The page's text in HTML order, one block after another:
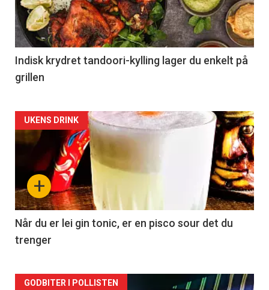
Indisk krydret tandoori-kylling lager du enkelt på
grillen
Forsiden
akkurat
nå
-
2
+
UKENS DRINK
Når du er lei gin tonic, er en pisco sour det du
trenger
Forsiden
GODBITER I POLLISTEN